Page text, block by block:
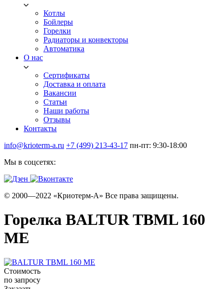
Котлы
Бойлеры
Горелки
Радиаторы и конвекторы
Автоматика
О нас
Сертификаты
Доставка и оплата
Вакансии
Статьи
Наши работы
Отзывы
Контакты
info@krioterm-a.ru +7 (499) 213-43-17 пн-пт: 9:30-18:00
Мы в соцсетях:
© 2000—2022 «Криотерм-А» Все права защищены.
Горелка BALTUR TBML 160
ME
Стоимость
по запросу